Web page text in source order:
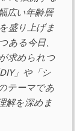
広い年齢層
盛り上げま
ある今日、
求められつ
」や「シ
テーマであ
解を深めま